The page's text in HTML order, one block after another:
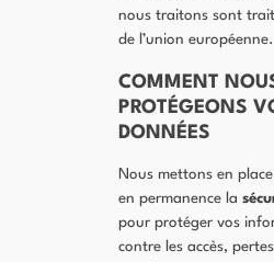
nous traitons sont
de l’union européenne.
COMMENT
PROTÉGEONS
DONNÉES
Nous mettons en
en permanence la
pour protéger vos
contre les accès,